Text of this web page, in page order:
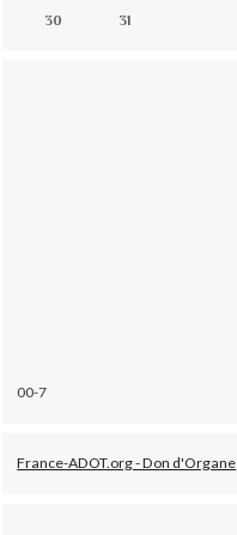
30
31
00-7
France-ADOT.org - Don d'Organe